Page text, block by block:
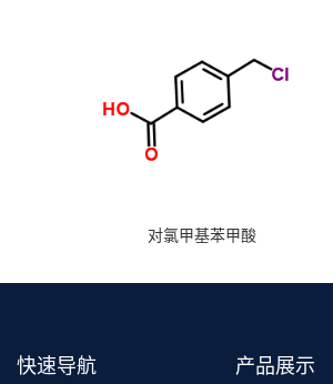
对氯甲基苯甲酸
快速导航 产品展示